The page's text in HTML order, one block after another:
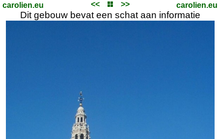
carolien.eu << >> carolien.eu
Dit gebouw bevat een schat aan informatie